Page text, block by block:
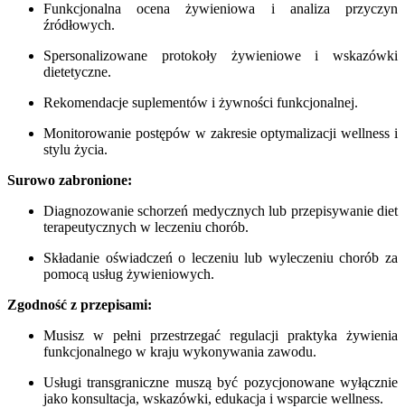
Funkcjonalna ocena żywieniowa i analiza przyczyn
źródłowych.
Spersonalizowane protokoły żywieniowe i wskazówki
dietetyczne.
Rekomendacje suplementów i żywności funkcjonalnej.
Monitorowanie postępów w zakresie optymalizacji wellness i
stylu życia.
Surowo zabronione:
Diagnozowanie schorzeń medycznych lub przepisywanie diet
terapeutycznych w leczeniu chorób.
Składanie oświadczeń o leczeniu lub wyleczeniu chorób za
pomocą usług żywieniowych.
Zgodność z przepisami:
Musisz w pełni przestrzegać regulacji praktyka żywienia
funkcjonalnego w kraju wykonywania zawodu.
Usługi transgraniczne muszą być pozycjonowane wyłącznie
jako konsultacja, wskazówki, edukacja i wsparcie wellness.